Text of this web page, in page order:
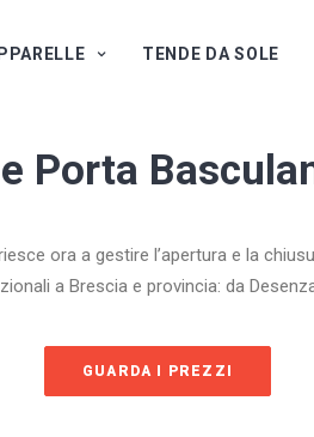
TENDE DA SOLE
Porta
ora a gestire l’apertura e la
a Brescia e provincia: da
GUARDA I PREZZI